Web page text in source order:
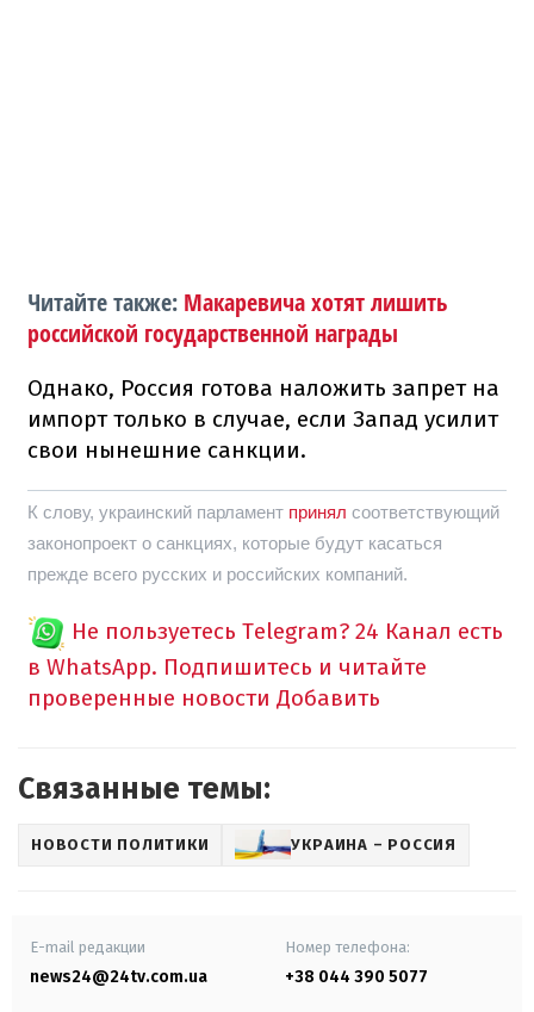
Читайте также: Макаревича хотят лишить
российской государственной награды
Однако, Россия готова наложить запрет на
импорт только в случае, если Запад усилит
свои нынешние санкции.
К слову, украинский парламент принял соответствующий
законопроект о санкциях, которые будут касаться
прежде всего русских и российских компаний.
Не пользуетесь Telegram? 24 Канал есть
в WhatsApp. Подпишитесь и читайте
проверенные новости Добавить
Связанные темы:
НОВОСТИ ПОЛИТИКИ УКРАИНА – РОССИЯ
E-mail редакции
news24@24tv.com.ua
Номер телефона:
+38 044 390 5077